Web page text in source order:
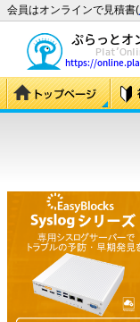
会員はオンラインで見積書(